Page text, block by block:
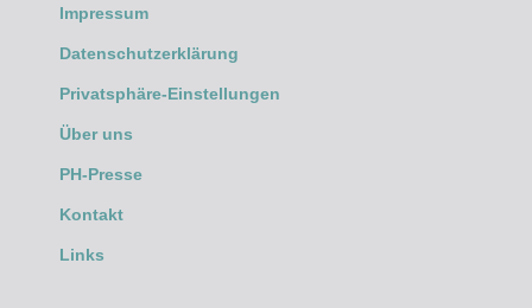
Impressum
Datenschutzerklärung
Privatsphäre-Einstellungen
Über uns
PH-Presse
Kontakt
Links